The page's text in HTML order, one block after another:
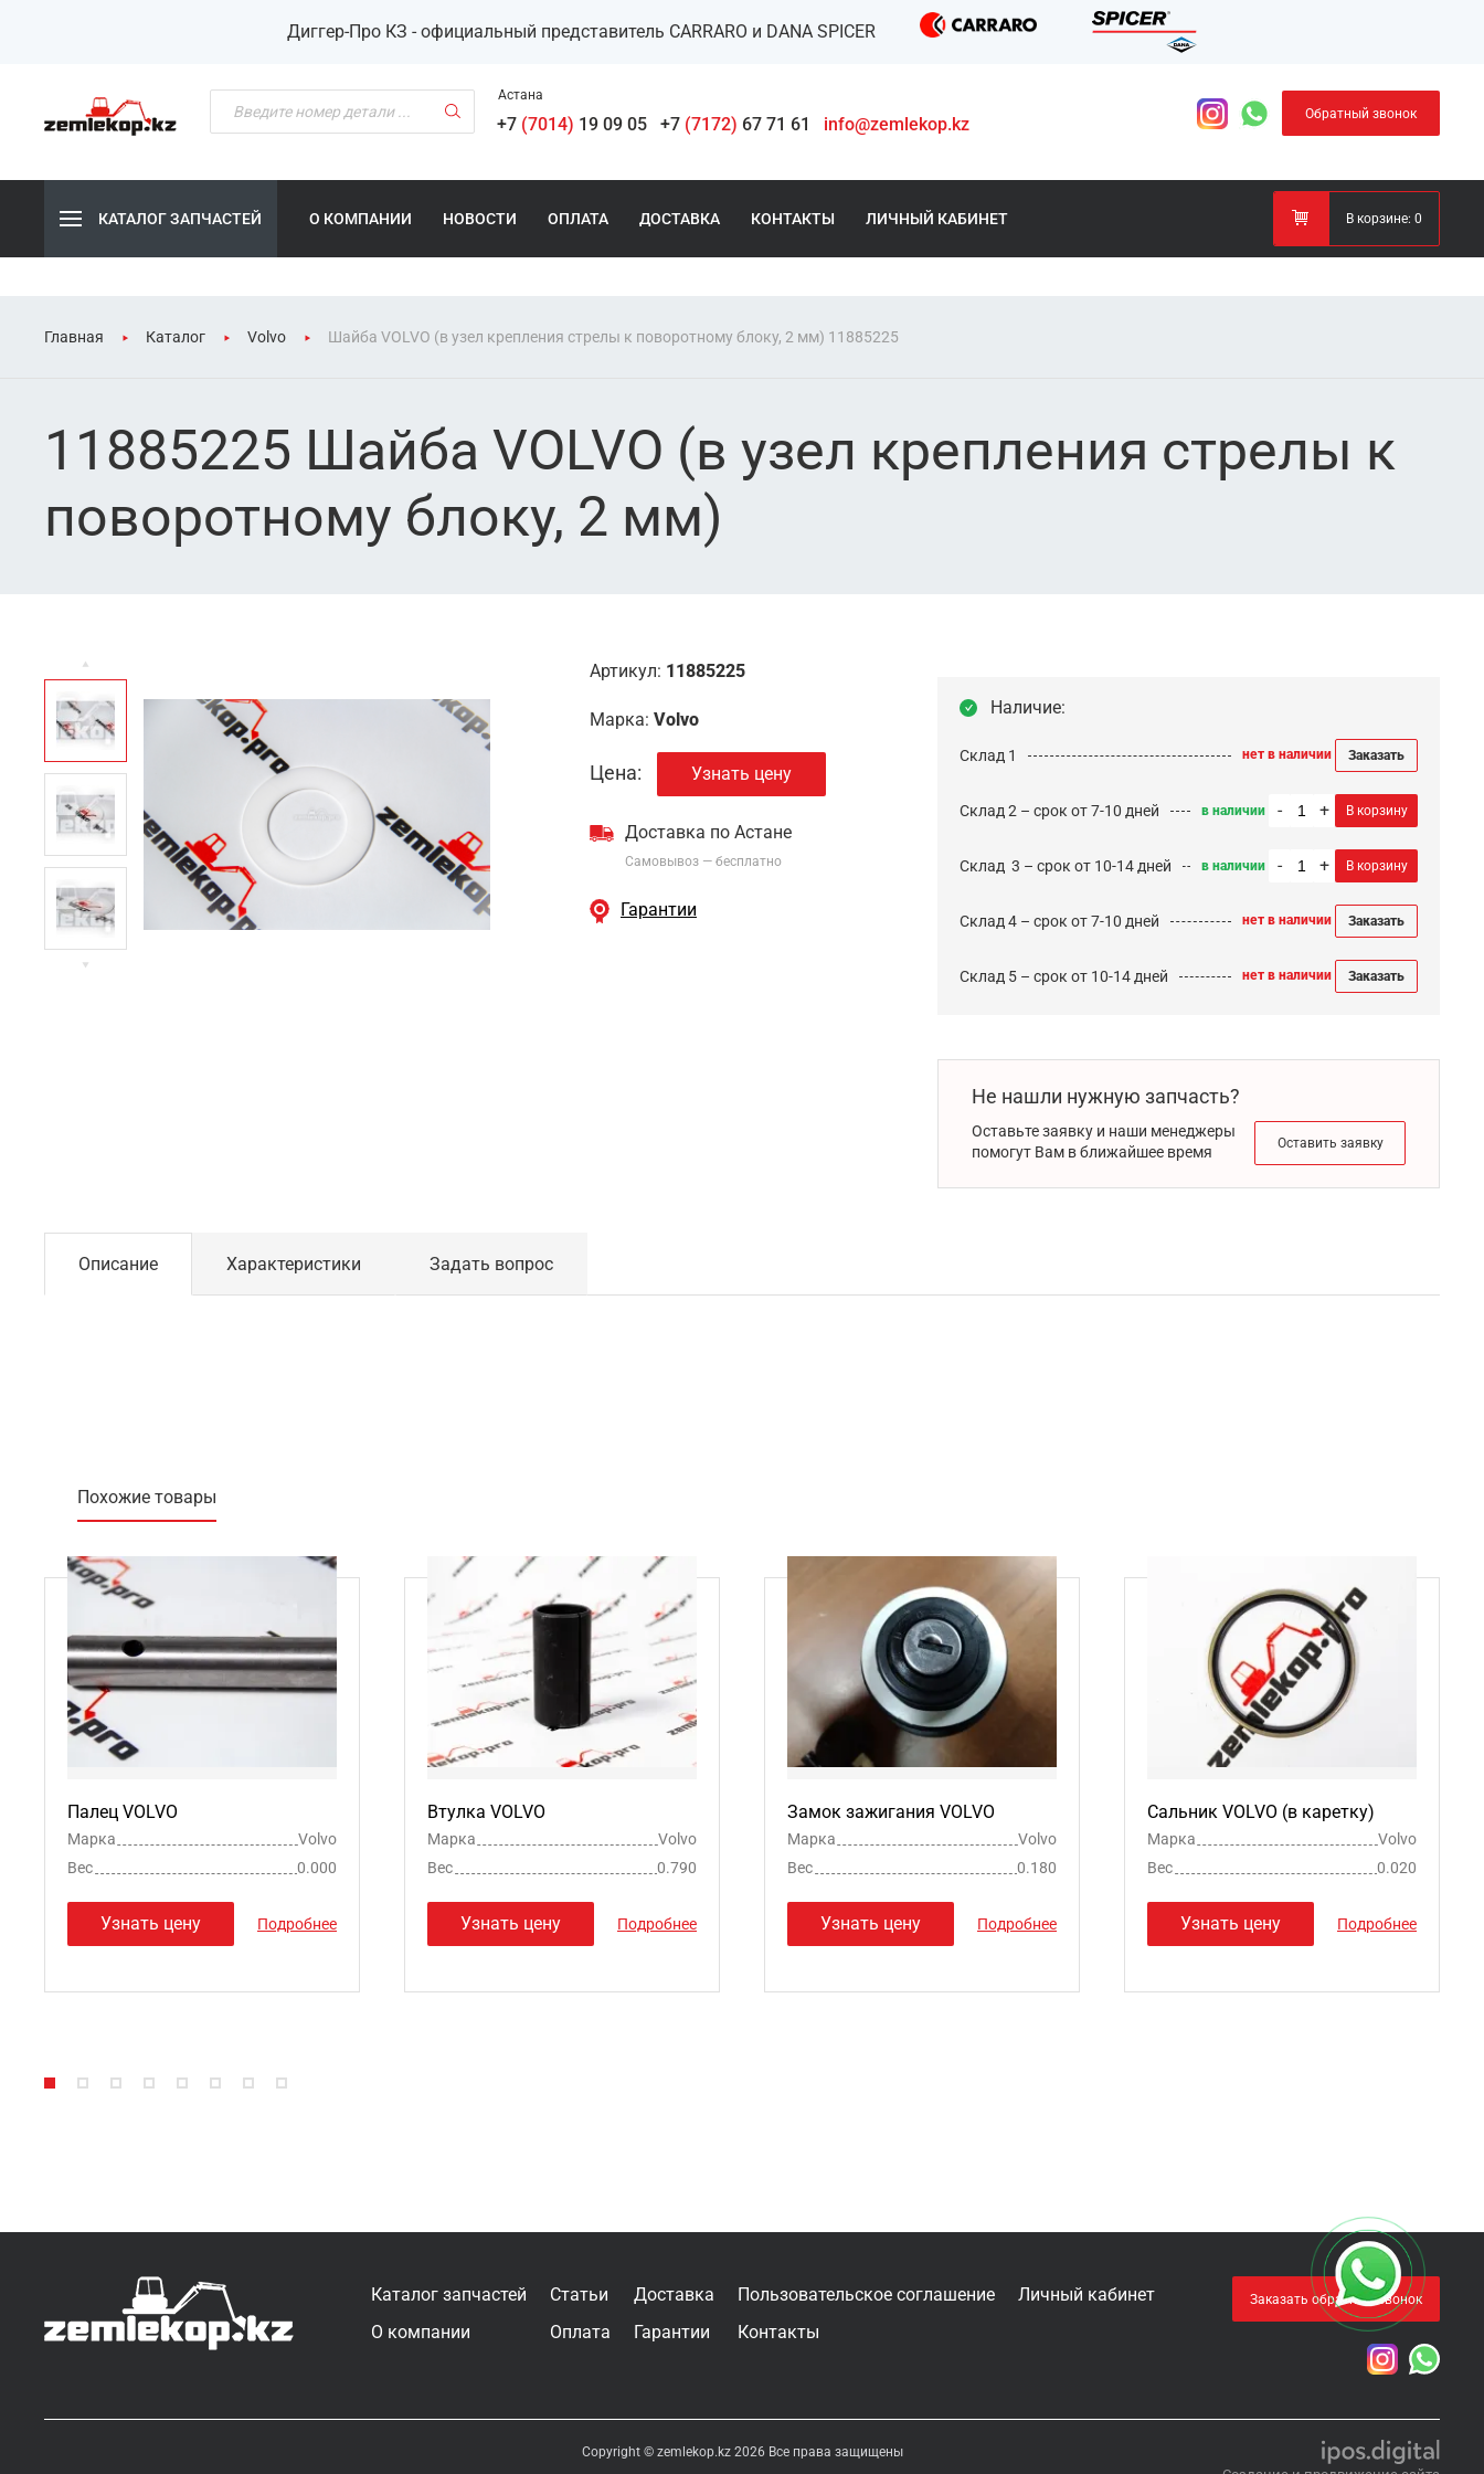
Диггер-Про КЗ - официальный представитель CARRARO и DANA SPICER
Астана
+7 (7014) 19 09 05 +7 (7172) 67 71 61 info@zemlekop.kz Обратный звонок
КАТАЛОГ ЗАПЧАСТЕЙ О КОМПАНИИ НОВОСТИ ОПЛАТА ДОСТАВКА КОНТАКТЫ ЛИЧНЫЙ КАБИНЕТ В корзине: 0
Главная Каталог Volvo Шайба VOLVO (в узел крепления стрелы к поворотному блоку, 2 мм) 11885225
11885225 Шайба VOLVO (в узел крепления стрелы к
поворотному блоку, 2 мм)
Артикул: 11885225
Марка: Volvo
Цена: Узнать цену
Доставка по Астане
Самовывоз — бесплатно
Гарантии
Наличие:
Склад 1 нет в наличии Заказать
Склад 2 – срок от 7-10 дней в наличии - + В корзину
Cклад 3 – срок от 10-14 дней в наличии - + В корзину
Склад 4 – срок от 7-10 дней нет в наличии Заказать
Склад 5 – срок от 10-14 дней нет в наличии Заказать
Не нашли нужную запчасть?
Оставьте заявку и наши менеджеры
помогут Вам в ближайшее время
Оставить заявку
Описание Характеристики Задать вопрос
Похожие товары
Палец VOLVO
Марка
Volvo
Вес
0.000
Узнать цену Подробнее
Втулка VOLVO
Марка
Volvo
Вес
0.790
Узнать цену Подробнее
Замок зажигания VOLVO
Марка
Volvo
Вес
0.180
Узнать цену Подробнее
Сальник VOLVO (в каретку)
Марка
Volvo
Вес
0.020
Узнать цену Подробнее
Каталог запчастей
О компании
Статьи
Оплата
Доставка
Гарантии
Пользовательское соглашение
Контакты
Личный кабинет Заказать обратный звонок
Copyright © zemlekop.kz 2026 Все права защищены